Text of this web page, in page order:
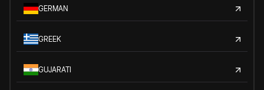
GERMAN
GREEK
GUJARATI